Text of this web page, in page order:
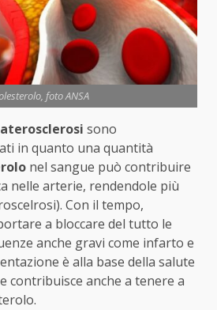
foto ANSA
aterosclerosi sono
in quanto una quantità
nel sangue può contribuire
nelle arterie, rendendole più
Con il tempo,
a bloccare del tutto le
anche gravi come infarto e
è alla base della salute
contribuisce anche a tenere a